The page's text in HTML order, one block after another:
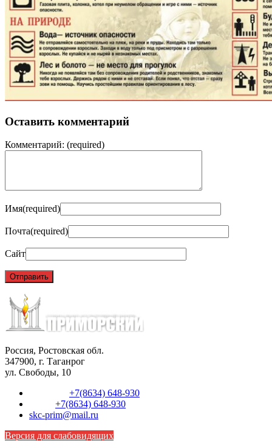
Оставить комментарий
Комментарий: (required)
Имя(required)
Почта(required)
Сайт
Россия, Ростовская обл.
347900, г. Таганрог
ул. Свободы, 10
+7(8634) 648-930
+7(8634) 648-930
skc-prim@mail.ru
Версия для слабовидящих